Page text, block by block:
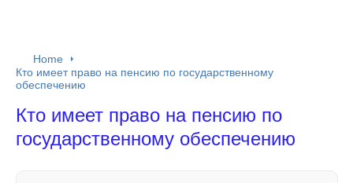
Home
Кто имеет право на пенсию по государственному
обеспечению
Кто имеет право на пенсию по
государственному обеспечению